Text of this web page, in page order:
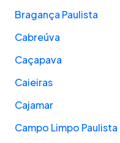
Bragança Paulista
Cabreúva
Caçapava
Caieiras
Cajamar
Campo Limpo Paulista